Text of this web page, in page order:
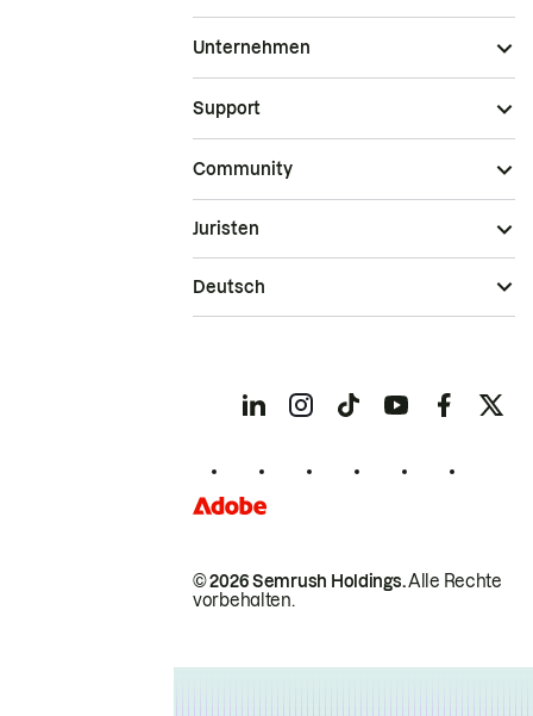
Unternehmen
Support
Community
© 2026 Semrush Holdings.Alle Rechte
vorbehalten.
Juristen
Deutsch